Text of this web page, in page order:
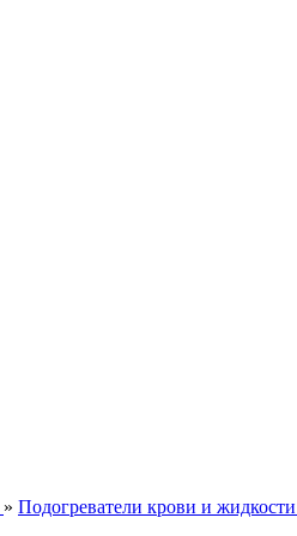
» Подогреватели крови и жидкости